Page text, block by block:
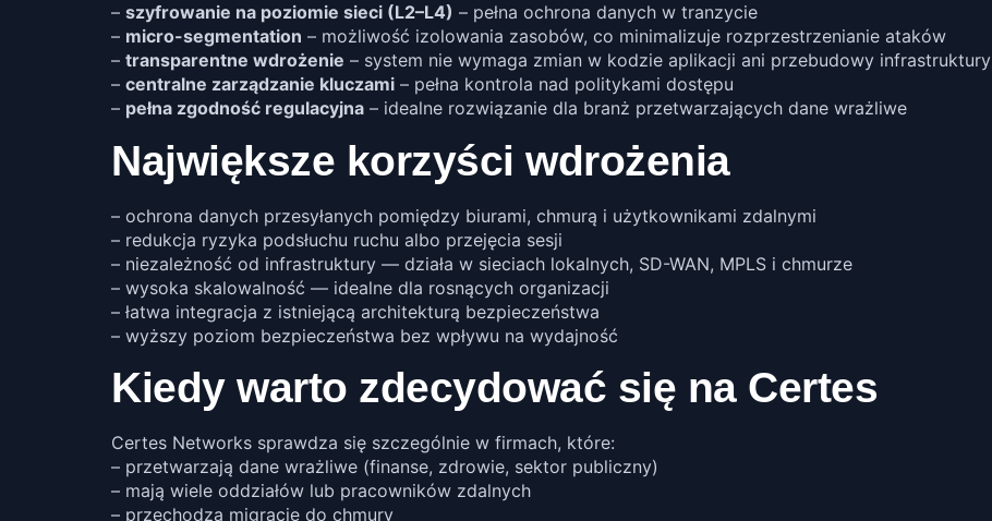
– szyfrowanie na poziomie sieci (L2–L4) – pełna ochrona danych w tranzycie
– micro-segmentation – możliwość izolowania zasobów, co minimalizuje rozprzestrzenianie ataków
– transparentne wdrożenie – system nie wymaga zmian w kodzie aplikacji ani przebudowy infrastruktury
– centralne zarządzanie kluczami – pełna kontrola nad politykami dostępu
– pełna zgodność regulacyjna – idealne rozwiązanie dla branż przetwarzających dane wrażliwe
Największe korzyści wdrożenia
– ochrona danych przesyłanych pomiędzy biurami, chmurą i użytkownikami zdalnymi
– redukcja ryzyka podsłuchu ruchu albo przejęcia sesji
– niezależność od infrastruktury — działa w sieciach lokalnych, SD-WAN, MPLS i chmurze
– wysoka skalowalność — idealne dla rosnących organizacji
– łatwa integracja z istniejącą architekturą bezpieczeństwa
– wyższy poziom bezpieczeństwa bez wpływu na wydajność
Kiedy warto zdecydować się na Certes
Certes Networks sprawdza się szczególnie w firmach, które:
– przetwarzają dane wrażliwe (finanse, zdrowie, sektor publiczny)
– mają wiele oddziałów lub pracowników zdalnych
– przechodzą migrację do chmury